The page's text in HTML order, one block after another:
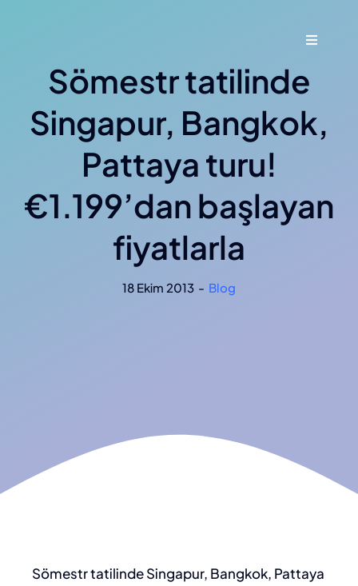
Toggle
Ana
Blog
Sömestr tatilinde
Singapur, Bangkok,
Pattaya turu!
€1.199’dan başlayan
fiyatlarla
18 Ekim 2013 - Blog
Sömestr tatilinde Singapur, Bangkok, Pattaya